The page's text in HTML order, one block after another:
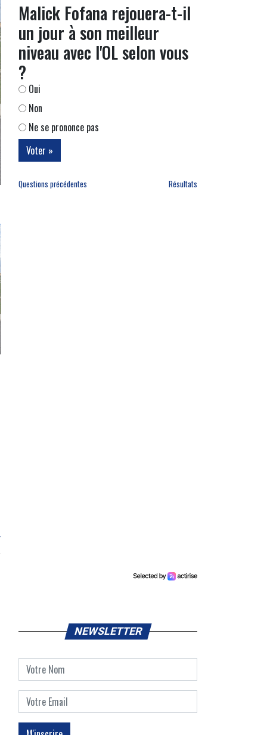
Malick Fofana rejouera-t-il
un jour à son meilleur
niveau avec l'OL selon vous
?
Oui
Non
Ne se prononce pas
Questions précédentes Résultats
NEWSLETTER